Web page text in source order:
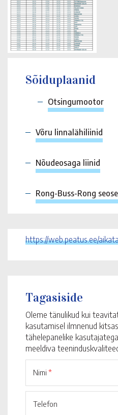
Sõiduplaanid
Otsingumootor
Võru linnalähiliinid
Nõudeosaga liinid
Rong-Buss-Rong
https://web.peatus.ee/
Tagasiside
Oleme tänulikud kui
kasutamisel ilmnenud
tähelepanelike
meeldiva
Nimi *
Telefon